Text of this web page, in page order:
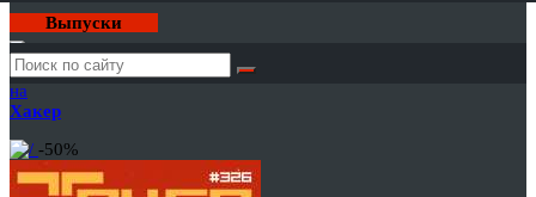
Выпуски
Годовая
подписка
на
Хакер
-50%